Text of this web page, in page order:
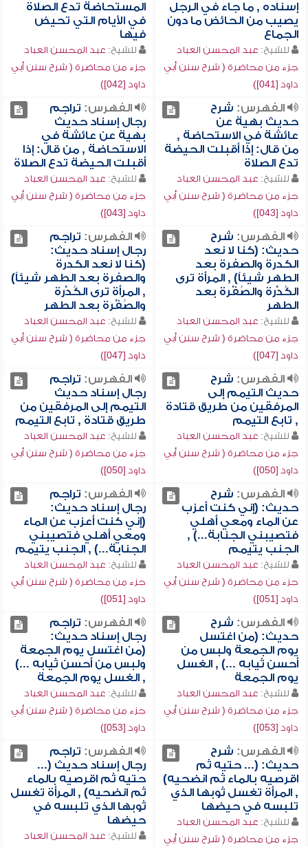
إسناده , ما جاء في الرجل
يصيب من الحائض ما دون
الجماع
للشيخ: عبد المحسن العباد
جزء من محاضرة ( شرح سنن أبي
داود [041])
المستحاضة تدع الصلاة
في الأيام التي تحيض
فيها
للشيخ: عبد المحسن العباد
جزء من محاضرة ( شرح سنن أبي
داود [042])
الفهرس: شرح
حديث بهية عن
عائشة في الاستحاضة ,
من قال: إذا أقبلت الحيضة
تدع الصلاة
للشيخ: عبد المحسن العباد
جزء من محاضرة ( شرح سنن أبي
داود [043])
الفهرس: تراجم
رجال إسناد حديث
بهية عن عائشة في
الاستحاضة , من قال: إذا
أقبلت الحيضة تدع الصلاة
للشيخ: عبد المحسن العباد
جزء من محاضرة ( شرح سنن أبي
داود [043])
الفهرس: شرح
حديث: (كنا لا نعد
الكدرة والصفرة بعد
الطهر شيئاً) , المرأة ترى
الكُدْرة والصُفْرة بعد
الطهر
للشيخ: عبد المحسن العباد
جزء من محاضرة ( شرح سنن أبي
داود [047])
الفهرس: تراجم
رجال إسناد حديث:
(كنا لا نعد الكدرة
والصفرة بعد الطهر شيئاً)
, المرأة ترى الكُدْرة
والصُفْرة بعد الطهر
للشيخ: عبد المحسن العباد
جزء من محاضرة ( شرح سنن أبي
داود [047])
الفهرس: شرح
حديث التيمم إلى
المرفقين من طريق قتادة
, تابع التيمم
للشيخ: عبد المحسن العباد
جزء من محاضرة ( شرح سنن أبي
داود [050])
الفهرس: تراجم
رجال إسناد حديث
التيمم إلى المرفقين من
طريق قتادة , تابع التيمم
للشيخ: عبد المحسن العباد
جزء من محاضرة ( شرح سنن أبي
داود [050])
الفهرس: شرح
حديث: (إني كنت أعزب
عن الماء ومعي أهلي
فتصيبني الجنابة...) ,
الجنب يتيمم
للشيخ: عبد المحسن العباد
جزء من محاضرة ( شرح سنن أبي
داود [051])
الفهرس: تراجم
رجال إسناد حديث:
(إني كنت أعزب عن الماء
ومعي أهلي فتصيبني
الجنابة...) , الجنب يتيمم
للشيخ: عبد المحسن العباد
جزء من محاضرة ( شرح سنن أبي
داود [051])
الفهرس: شرح
حديث: (من اغتسل
يوم الجمعة ولبس من
أحسن ثيابه ...) , الغسل
يوم الجمعة
للشيخ: عبد المحسن العباد
جزء من محاضرة ( شرح سنن أبي
داود [053])
الفهرس: تراجم
رجال إسناد حديث:
(من اغتسل يوم الجمعة
ولبس من أحسن ثيابه ...)
, الغسل يوم الجمعة
للشيخ: عبد المحسن العباد
جزء من محاضرة ( شرح سنن أبي
داود [053])
الفهرس: شرح
حديث: (... حتيه ثم
اقرصيه بالماء ثم انضحيه)
, المرأة تغسل ثوبها الذي
تلبسه في حيضها
للشيخ: عبد المحسن العباد
جزء من محاضرة ( شرح سنن أبي
الفهرس: تراجم
رجال إسناد حديث (...
حتيه ثم اقرصيه بالماء
ثم انضحيه) , المرأة تغسل
ثوبها الذي تلبسه في
حيضها
للشيخ: عبد المحسن العباد